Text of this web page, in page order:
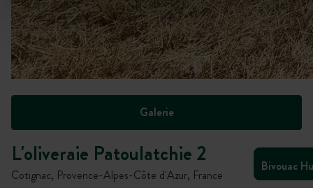
Galerie
L'oliveraie Patoulatchie 2
Cotignac, Provence-Alpes-Côte d'Azur, France
Bivouac